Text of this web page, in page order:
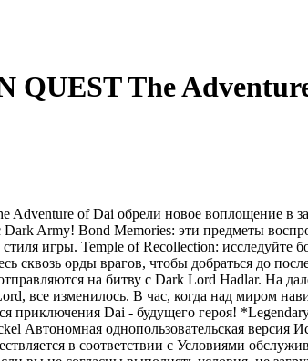
The
Adventure of Dai обрели новое воплощение
Army! Bond Memories: эти предметы
игры. Temple of Recollection:
сквозь орды врагов, чтобы добраться до
на битву с Dark Lord Hadlar. На
все изменилось. В час, когда над миром
приключения Dai - будущего героя!
Автономная однопользовательская
в соответствии с Условиями